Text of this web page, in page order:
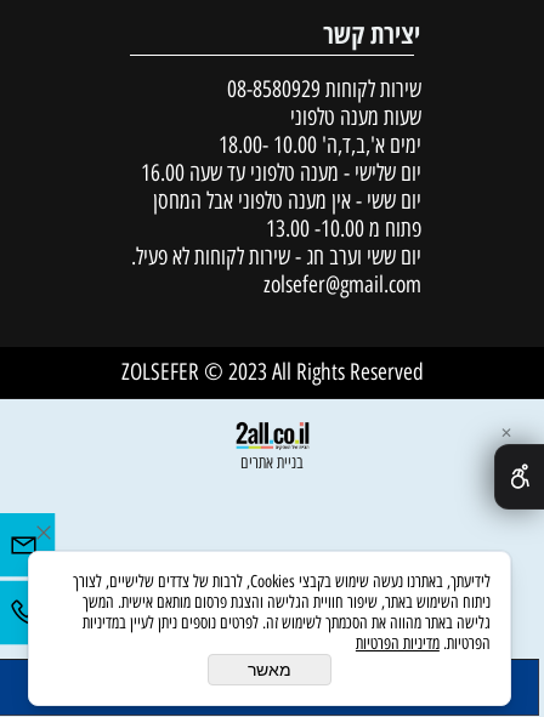
הוסף לסל
השם להטבעה:
יצירת קשר
שירות לקוחות 08-8580929
שעות מענה טלפוני
ימים א',ב,ד,ה' 10.00 -18.00
יום שלישי - מענה טלפוני עד שעה 16.00
יום ששי - אין מענה טלפוני אבל המחסן
פתוח מ 10.00- 13.00
יום ששי וערב חג - שירות לקוחות לא פעיל.
zolsefer@gmail.com
ZOLSEFER © 2023 All Rights Reserved
בניית אתרים
✕
לידיעתך, באתרנו נעשה שימוש בקבצי Cookies, לרבות של צדדים שלישיים, לצורך
ניתוח השימוש באתר, שיפור חוויית הגלישה והצגת פרסום מותאם אישית. המשך
גלישה באתר מהווה את הסכמתך לשימוש זה. לפרטים נוספים ניתן לעיין במדיניות
הפרטיות. מדיניות הפרטיות
מאשר